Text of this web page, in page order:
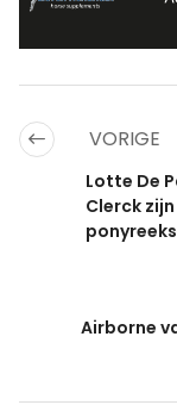
VORIGE
Lotte De
Clerck
Airborne